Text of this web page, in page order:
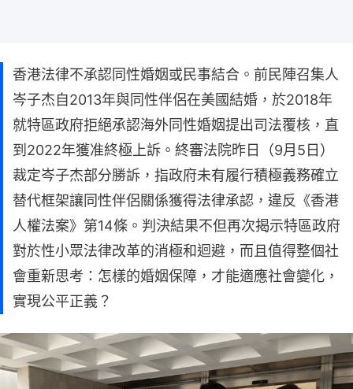
香港法律不承認同性婚姻或民事結合。前民陣召集人
岑子杰自2013年與同性伴侶在美國結婚，於2018年
就特區政府拒絕承認海外同性婚姻提出司法覆核，直
到2022年獲准終極上訴。終審法院昨日（9月5日）
裁定岑子杰部分勝訴，指政府未有履行積極義務確立
替代框架讓同性伴侶關係獲得法律承認，違反《香港
人權法案》第14條。判決結果不但再次揭示特區政府
對於性小眾法律改革的消極和迴避，而且值得整個社
會重新思考：怎樣的婚姻保障，才能適應社會變化，
實現公平正義？